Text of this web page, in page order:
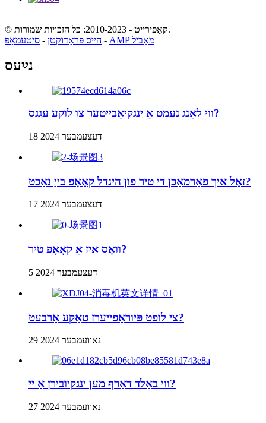
© קאַפּירייט - 2010-2023: כל הזכויות שמורות.
הייס פּראָדוקטן - סיטעמאַפּ - AMP מאָביל
נײַעס
ווי לאַנג נעמט אַ ינגקיאַבייטער צו לוקע עגגס?
18 דעצעמבער 2024
זאָל איך פאַרמאַכן די טיר פון הינדל קאָאָפּ בייַ נאַכט?
17 דעצעמבער 2024
וואָס איז אַ קאָאָפּ טיר?
5 דעצעמבער 2024
צי לופט פּיוראַפייערז טאַקע אַרבעט?
29 נאוועמבער 2024
ווי באַלד דאַרף מען ינגקיובירן אַ יי?
27 נאוועמבער 2024